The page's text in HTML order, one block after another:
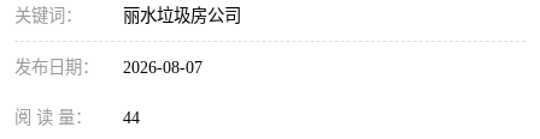
关键词： 丽水垃圾房公司
发布日期： 2026-08-07
阅 读 量： 44